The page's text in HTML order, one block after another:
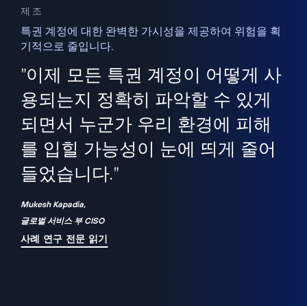
제조
특권 계정에 대한 완벽한 가시성을 제공하여 위험을 획
기적으로 줄입니다.
"이제 모든 특권 계정이 어떻게 사
용되는지 정확히 파악할 수 있게
되면서 누군가 우리 환경에 피해
를 입힐 가능성이 눈에 띄게 줄어
들었습니다."
Mukesh Kapadia,
글로벌 서비스 부 CISO
사례 연구 전문 읽기